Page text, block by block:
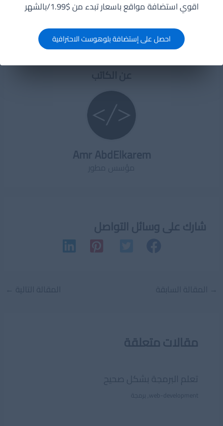
اقوي استضافة مواقع باسعار تبدء من $1.99/بالشهر
احصل على إستضافة بلوهوست الاحترافية
عن الكاتب
Amr AbdElkarem
شارك على وسائل التواصل
Post
→ المقالة السابقة المقالة التالية ←
مقالات متعلقة
تعلم البرمجة بشكل صحيح
web-development برمجة